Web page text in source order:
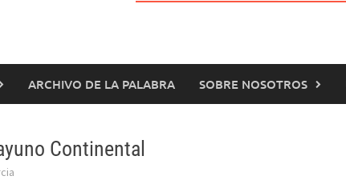
ARCHIVO DE LA PALABRA SOBRE NOSOTROS
Continental